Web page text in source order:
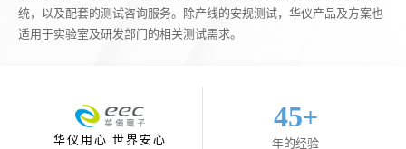
统，以及配套的测试咨询服务。除产线的安规测试，华仪产品及方案也
适用于实验室及研发部门的相关测试需求。
华仪用心 世界安心
45+
年的经验